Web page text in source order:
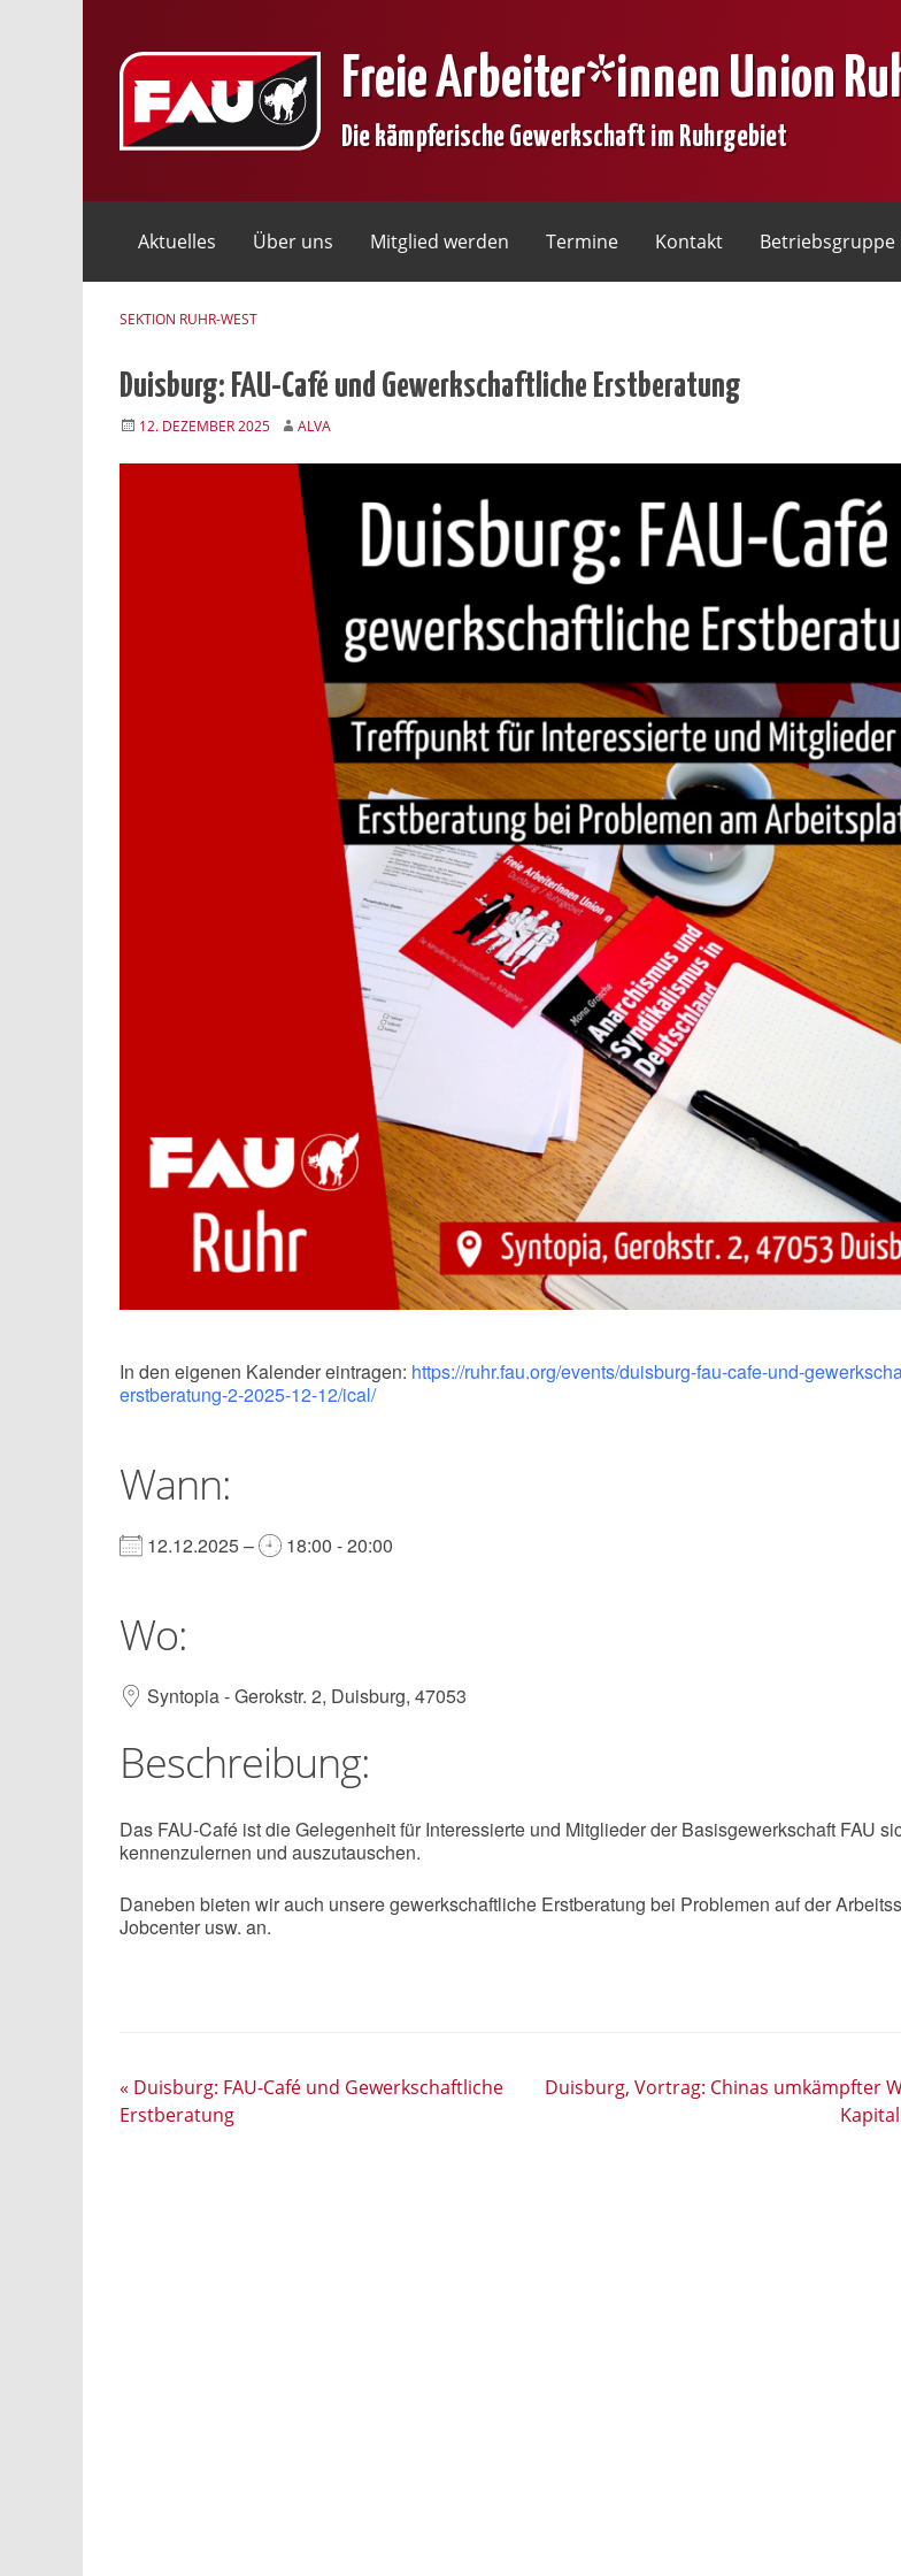
Freie Arbeiter*innen Union
Die kämpferische Gewerkschaft im Ruhrgebiet
Aktuelles Über uns Mitglied werden Termine Kontakt
SEKTION RUHR-WEST
Duisburg: FAU-Café und Gewerkschaftliche Erstberatung
12. DEZEMBER 2025 ALVA
In den eigenen Kalender eintragen: https://ruhr.fau.org/events/duisburg-fau-cafe-und-
erstberatung-2-2025-12-12/ical/
Wann:
12.12.2025 – 18:00 - 20:00
Wo:
Syntopia - Gerokstr. 2, Duisburg, 47053
Beschreibung:
Das FAU-Café ist die Gelegenheit für Interessierte und Mitglieder der Basisgewerkschaft FAU
kennenzulernen und auszutauschen.
Daneben bieten wir auch unsere gewerkschaftliche Erstberatung bei Problemen auf der
Jobcenter usw. an.
« Duisburg: FAU-Café und Gewerkschaftliche
Erstberatung
Duisburg, Vortrag: Chinas umkämpfter